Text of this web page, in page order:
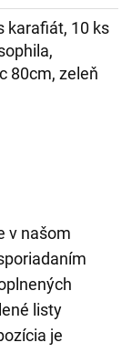
karafiát, 10 ks
80cm, zeleň
v našom
listy
je